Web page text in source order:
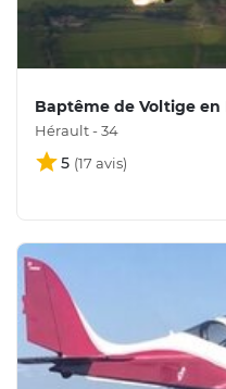
Baptême de Voltige
Hérault - 34
5